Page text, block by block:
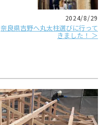
2024/8/29
奈良県吉野へ丸太柱選びに行って
きました！ ＞